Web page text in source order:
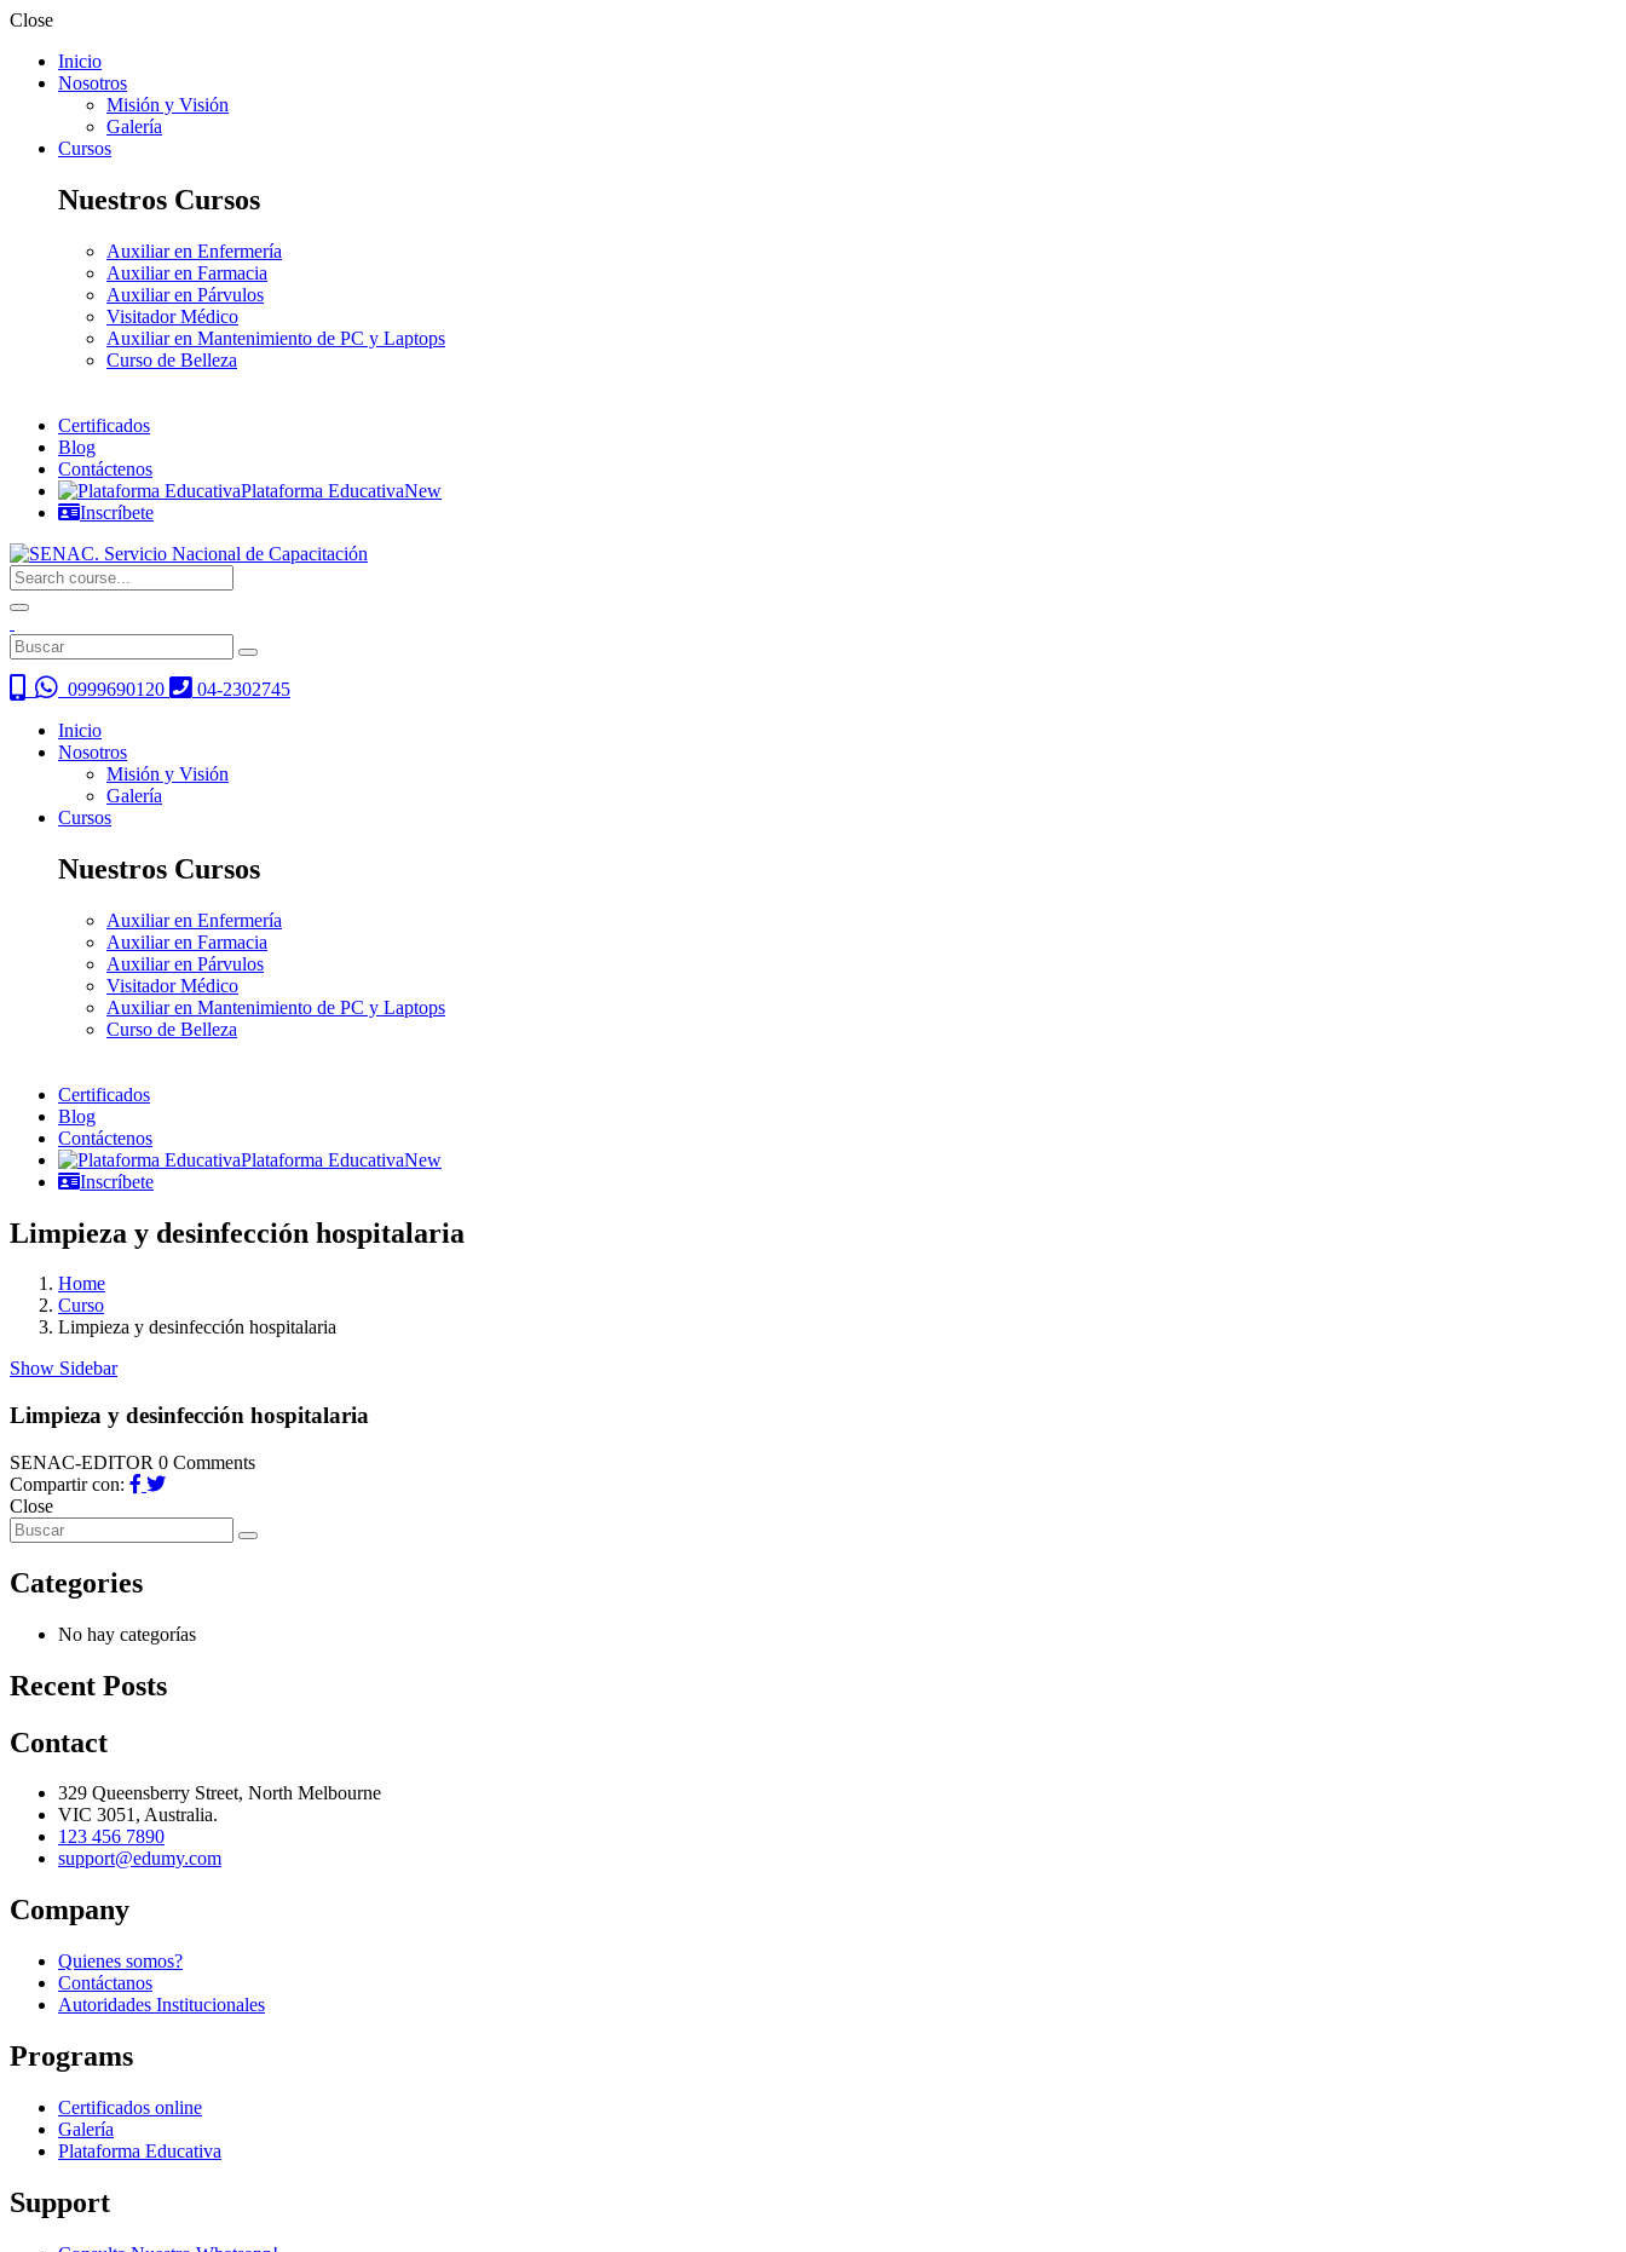
Close
Inicio
Nosotros
Misión y Visión
Galería
Cursos
Nuestros Cursos
Auxiliar en Enfermería
Auxiliar en Farmacia
Auxiliar en Párvulos
Visitador Médico
Auxiliar en Mantenimiento de PC y Laptops
Curso de Belleza
Certificados
Blog
Contáctenos
Plataforma EducativaNew
Inscríbete
0999690120
04-2302745
Inicio
Nosotros
Misión y Visión
Galería
Cursos
Nuestros Cursos
Auxiliar en Enfermería
Auxiliar en Farmacia
Auxiliar en Párvulos
Visitador Médico
Auxiliar en Mantenimiento de PC y Laptops
Curso de Belleza
Certificados
Blog
Contáctenos
Plataforma EducativaNew
Inscríbete
Limpieza y desinfección hospitalaria
Home
Curso
Limpieza y desinfección hospitalaria
Show Sidebar
Limpieza y desinfección hospitalaria
SENAC-EDITOR 0 Comments
Compartir con:
Close
Categories
No hay categorías
Recent Posts
Contact
329 Queensberry Street, North Melbourne
VIC 3051, Australia.
123 456 7890
support@edumy.com
Company
Quienes somos?
Contáctanos
Autoridades Institucionales
Programs
Certificados online
Galería
Plataforma Educativa
Support